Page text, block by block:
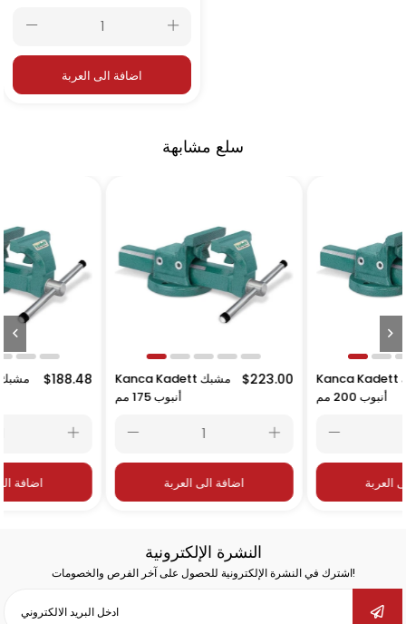
اضافة الى العربة
سلع مشابهة
Kanca Kadett مشبك
$223.00
Kanca Kadett مشبك
النشرة الإلكترونية
اشترك في النشرة الإلكترونية للحصول على آخر الفرص والخصومات!